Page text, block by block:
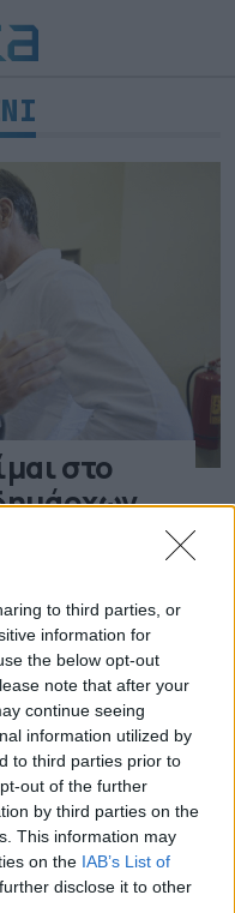
to third parties, or
information for
the below opt-out
note that after your
continue seeing
information utilized by
to third parties prior to
out of the further
by third parties on the
This information may
on the IAB’s List of
disclose it to other
στο
εκλογών δεν
σας» έστειλε
Ο
επισκέφθηκε
την πρώτη
ο
κ. Χρήστος